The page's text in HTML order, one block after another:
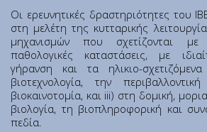
Γραφείο Εκπαίδευσης
Γραφείο Υγείας, Υγιεινής & Ασφάλειας
Συνεδριακό Κέντρο
Τμήμα Υποστήριξης Καινοτομίας και
Πάρκου
Τεχνολογικό Πάρκο «Λεύκιππος»
Τμήμα Ηλεκτρονικής Διακυβέρνησης
Οι ερευνητικές δραστηριότητες του
στη μελέτη της κυτταρικής
μηχανισμών που σχετίζονται με
παθολογικές καταστάσεις, με
γήρανση και τα ηλικιο-
βιοτεχνολογία, την
βιοκαινοτομία, και iii) στη δομική,
βιολογία, τη βιοπληροφορική και
πεδία.